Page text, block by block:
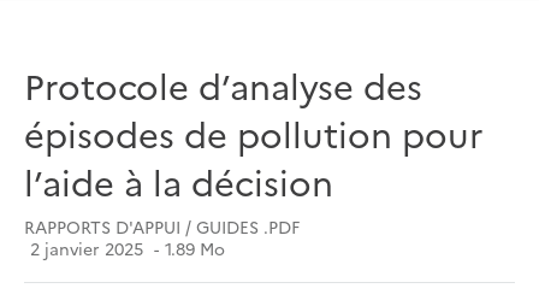
Protocole d’analyse des
épisodes de pollution pour
l’aide à la décision
RAPPORTS D'APPUI / GUIDES .PDF
2 janvier 2025
1.89 Mo